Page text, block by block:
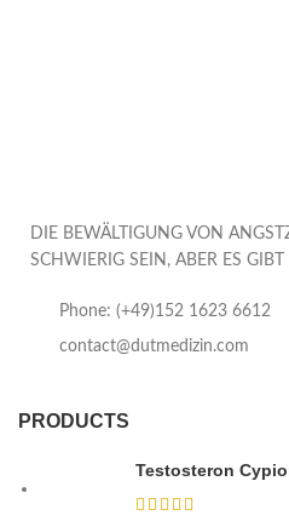
DIE BEWÄLTIGUNG VON
SCHWIERIG SEIN, ABER ES GIBT
Phone: (+49)152 1623 6612
contact@dutmedizin.com
PRODUCTS
Testosteron